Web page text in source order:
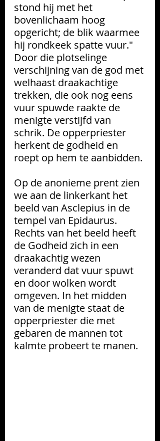
stond hij met het
bovenlichaam hoog
opgericht; de blik waarmee
hij rondkeek spatte vuur."
Door die plotselinge
verschijning van de god met
welhaast draakachtige
trekken, die ook nog eens
vuur spuwde raakte de
menigte verstijfd van
schrik. De opperpriester
herkent de godheid en
roept op hem te aanbidden.
Op de anonieme prent zien
we aan de linkerkant het
beeld van Asclepius in de
tempel van Epidaurus.
Rechts van het beeld heeft
de Godheid zich in een
draakachtig wezen
veranderd dat vuur spuwt
en door wolken wordt
omgeven. In het midden
van de menigte staat de
opperpriester die met
gebaren de mannen tot
kalmte probeert te manen.